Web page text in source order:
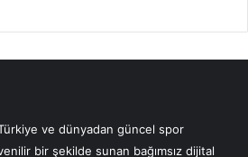
ve dünyadan güncel spor
bir şekilde sunan bağımsız dijital